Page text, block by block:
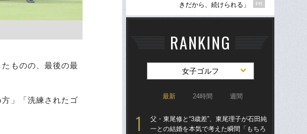
ものの、最後の最
」「洗練されたゴ
きだから、続けられる」
PR
RANKING
女子ゴルフ
最新 24時間 週間
父・東尾修と“3歳差”、東尾理子が石田純
一との結婚を本気で考えた瞬間「もちろ